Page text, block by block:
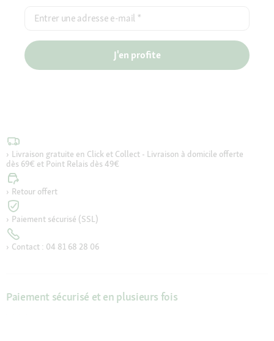
Entrer une adresse e-mail *
J'en profite
Livraison gratuite en Click et Collect - Livraison à domicile offerte
dès 69€ et Point Relais dès 49€
Retour offert
Paiement sécurisé (SSL)
Contact : 04 81 68 28 06
Paiement sécurisé et en plusieurs fois